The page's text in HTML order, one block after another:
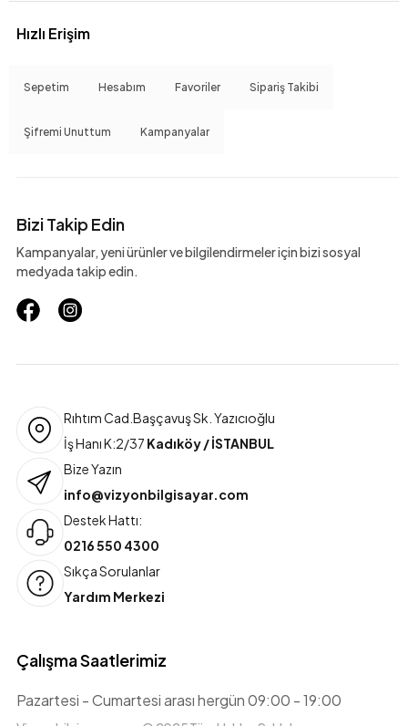
Hızlı Erişim
Sepetim Hesabım Favoriler Sipariş Takibi
Şifremi Unuttum Kampanyalar
Bizi Takip Edin
Kampanyalar, yeni ürünler ve bilgilendirmeler için bizi sosyal
medyada takip edin.
Rıhtım Cad.Başçavuş Sk. Yazıcıoğlu
İş Hanı K:2/37 Kadıköy / İSTANBUL
Bize Yazın
info@vizyonbilgisayar.com
Destek Hattı:
0216 550 4300
Sıkça Sorulanlar
Yardım Merkezi
Çalışma Saatlerimiz
Pazartesi - Cumartesi arası hergün 09:00 - 19:00